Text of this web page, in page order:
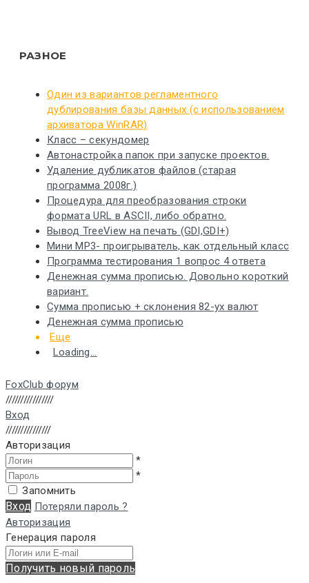
РАЗНОЕ
Один из вариантов регламентного
дублирования базы данных (с использованием
архиватора WinRAR)
Класс – секундомер
Автонастройка папок при запуске проектов.
Удаление дубликатов файлов (старая
программа 2008г.)
Процедура для преобразования строки
формата URL в ASCII, либо обратно.
Вывод TreeView на печать (GDI,GDI+)
Мини MP3- проигрыватель, как отдельный класс
Программа тестирования 1 вопрос 4 ответа
Денежная сумма прописью. Довольно короткий
вариант.
Сумма прописью + склонения 82-ух валют
Денежная сумма прописью
Еще
Loading...
FoxClub форум
////////////////
Вход
///////////////
Авторизация
*
*
Запомнить
Вход Потеряли пароль ?
Авторизация
Генерация пароля
Получить новый пароль